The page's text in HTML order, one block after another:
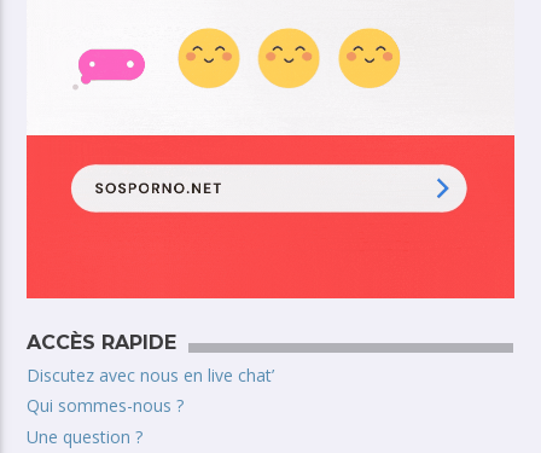
ACCÈS RAPIDE
Discutez avec nous en live chat’
Qui sommes-nous ?
Une question ?